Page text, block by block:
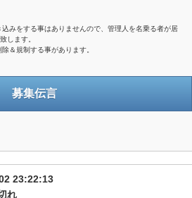
みをする事はありませんので、管理人を名乗る者が居
します。
＆規制する事があります。
募集伝言
23:22:13
れ